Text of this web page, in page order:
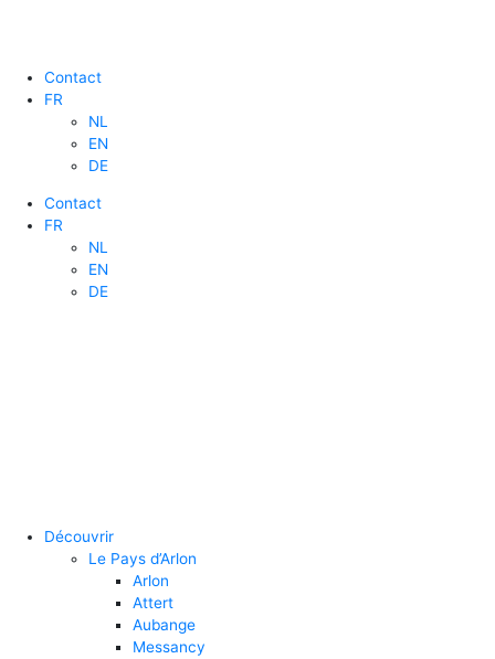
Contact
FR
NL
EN
DE
Contact
FR
NL
EN
DE
Découvrir
Le Pays d’Arlon
Arlon
Attert
Aubange
Messancy